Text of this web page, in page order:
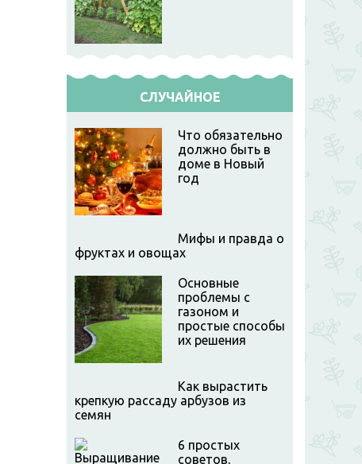
СЛУЧАЙНОЕ
Что обязательно
должно быть в
доме в Новый
год
Мифы и правда о
фруктах и овощах
Основные
проблемы с
газоном и
простые способы
их решения
Как вырастить
крепкую рассаду арбузов из
семян
6 простых
советов,